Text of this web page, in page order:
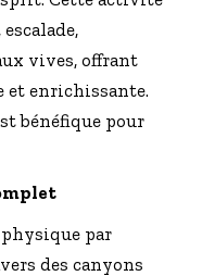
vives, offrant
et enrichissante.
bénéfique pour
par
des canyons